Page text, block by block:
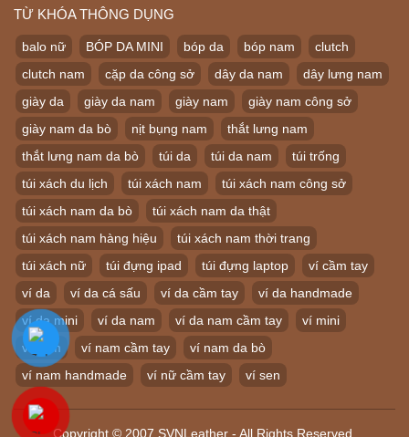
TỪ KHÓA THÔNG DỤNG
balo nữ BÓP DA MINI bóp da bóp nam
clutch
clutch nam
cặp da công sở dây da nam
dây lưng nam
giày da
giày da nam giày nam
giày nam công sở
giày nam da bò
nịt bụng nam
thắt lưng nam
thắt lưng nam da bò
túi da túi da nam
túi trống
túi xách du lịch
túi xách nam
túi xách nam công sở
túi xách nam da bò
túi xách nam da thật
túi xách nam hàng hiệu
túi xách nam thời trang
túi xách nữ
túi đựng ipad túi đựng laptop
ví cầm tay
ví da
ví da cá sấu ví da cầm tay
ví da handmade
ví da mini
ví da nam ví da nam cầm tay
ví mini
ví nam
ví nam cầm tay
ví nam da bò
ví nam handmade
ví nữ cầm tay ví sen
Copyright © 2007 SVNLeather - All Rights Reserved.